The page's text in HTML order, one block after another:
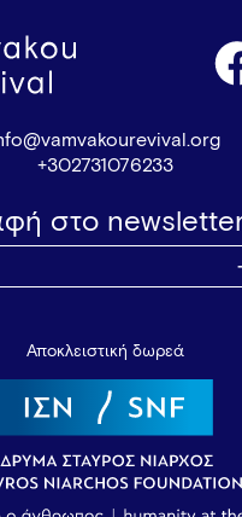
+302731076233
στο
Αποκλειστική δωρεά